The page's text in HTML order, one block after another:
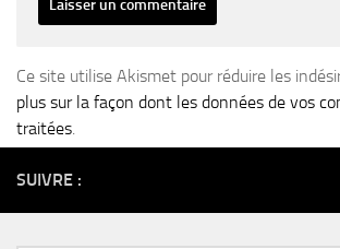
Ce site utilise Akismet pour réduire les
plus sur la façon dont les données de vos
traitées.
SUIVRE :